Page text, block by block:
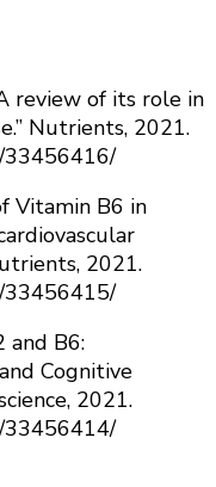
review of its role in
Nutrients, 2021.
33456416/
Vitamin B6 in
2021.
33456415/
and B6:
Cognitive
2021.
33456414/